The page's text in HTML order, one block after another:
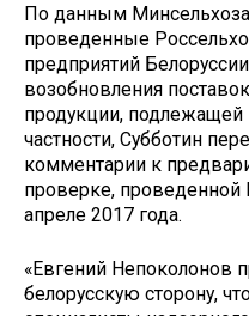
По данным
проведенные
предприятий
возобновления
продукции, подлежащей
частности, Субботин
комментарии к
проверке, проведенной
апреле 2017 года.
«Евгений Непоколонов
белорусскую сторону,